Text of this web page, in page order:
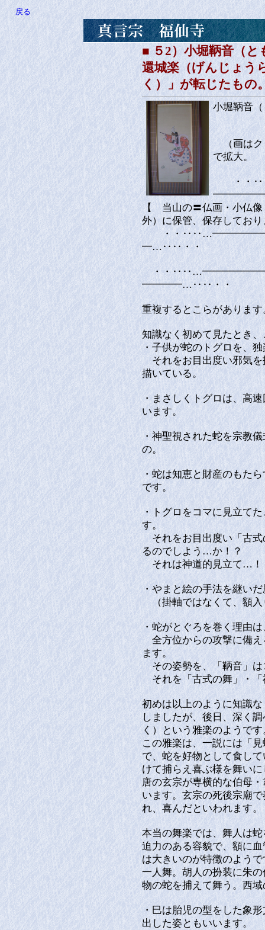
戻る
■ ５2）小堀鞆音（と
還城楽（げんじょう
く）」が転じたもの
小堀鞆音
（画はク
で拡大。
・・
【 当山の〓仏画・小仏像
外）に保管、保存してお
・・
━…‥‥・・
・・‥‥…━━━━━━━
━━━━…‥‥・・
重複するとこらがあります
知識なく初めて見たとき
・子供が蛇のトグロを、
それをお目出度い邪気を
描いている。
・まさしくトグロは、高
います。
・神聖視された蛇を宗教
の。
・蛇は知恵と財産のもた
です。
・トグロをコマに見立て
す。
それをお目出度い「古式
るのでしよう…か！？
それは神道的見立て…！
・やまと絵の手法を継い
（掛軸ではなくて、額入
・蛇がとぐろを巻く理由は
全方位からの攻撃に備え
ます。
その姿勢を、「鞆音」
それを「古式の舞」・「
初めは以上のように知識
しましたが、後日、深く
く）という雅楽のようです
この雅楽は、一説には「
で、蛇を好物として食し
けて捕らえ喜ぶ様を舞い
唐の玄宗が専横的な伯母
います。玄宗の死後宗廟
れ、喜んだといわれます。
本当の舞楽では、舞人は
迫力のある容貌で、額に
は大きいのが特徴のようで
一人舞。胡人の扮装に朱
物の蛇を捕えて舞う。西
・巳は胎児の型をした象
出した姿ともいいます。